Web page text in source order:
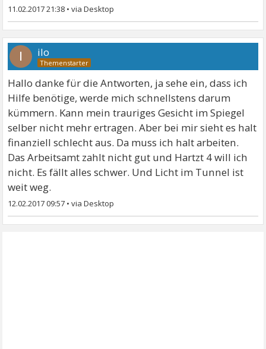
11.02.2017 21:38 •
I ilo
Hallo danke für die Antworten, ja sehe ein, dass ich
Hilfe benötige, werde mich schnellstens darum
kümmern. Kann mein trauriges Gesicht im Spiegel
selber nicht mehr ertragen. Aber bei mir sieht es halt
finanziell schlecht aus. Da muss ich halt arbeiten.
Das Arbeitsamt zahlt nicht gut und Hartzt 4 will ich
nicht. Es fällt alles schwer. Und Licht im Tunnel ist
weit weg.
12.02.2017 09:57 •